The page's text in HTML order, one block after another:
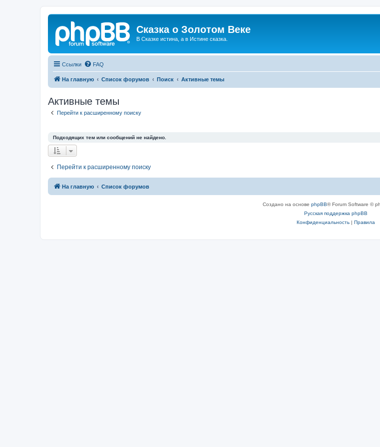
Сказка о Золотом Веке
В Сказке истина, а в Истине сказка.
Ссылки FAQ
На главную Список форумов Поиск Активные темы
Активные темы
Перейти к расширенному поиску
Подходящих тем или сообщений не найдено.
Перейти к расширенному поиску
На главную Список форумов
Создано на основе phpBB® Forum Software ©
Русская поддержка phpBB
Конфиденциальность| Правила